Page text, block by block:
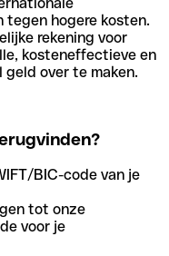
tegen hogere kosten.
rekening voor
kosteneffectieve en
over te maken.
BIC-code van je
tot onze
voor je